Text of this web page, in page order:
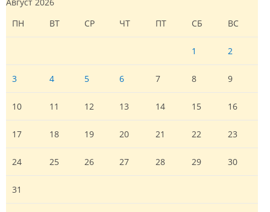
ПН
ВТ СР ЧТ ПТ СБ ВС
1 2
3 4 5 6 7 8 9
10 11 12 13 14 15 16
17 18 19 20 21 22 23
24 25 26 27 28 29 30
31